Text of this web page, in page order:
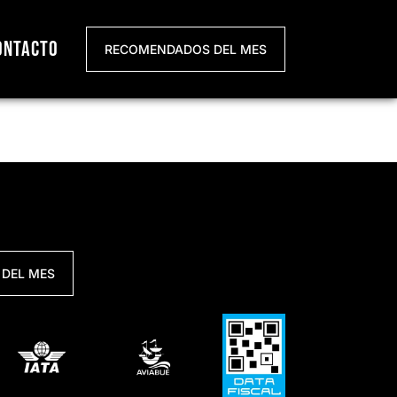
RECOMENDADOS DEL MES
MES